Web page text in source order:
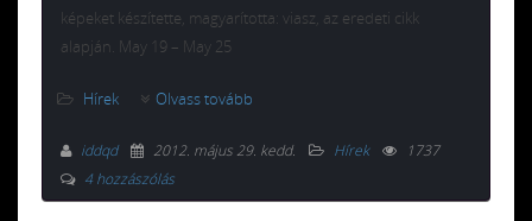
képeket készítette, magyarította: viasz, az eredeti cikk
alapján. May 19 – May 25
Hírek Olvass tovább
iddqd 2012. május 29. kedd. Hírek
1737
4 hozzászólás